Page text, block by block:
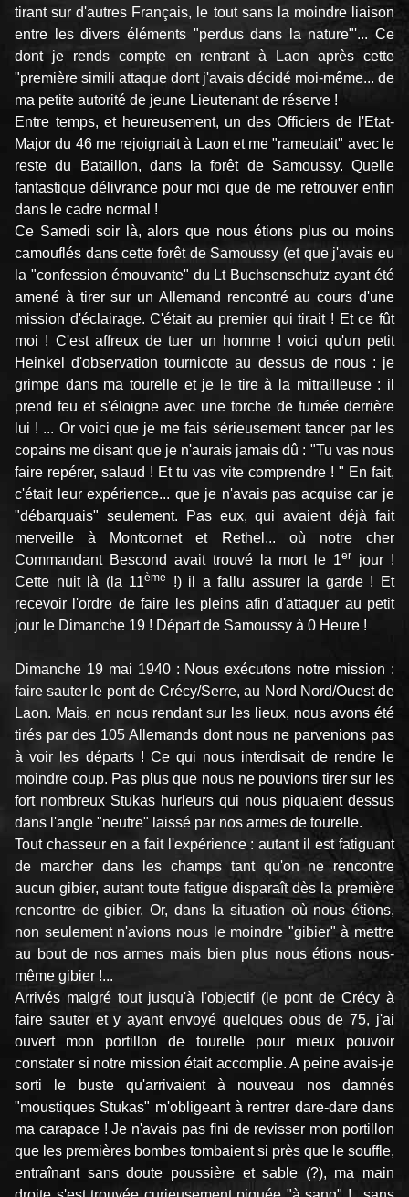
tirant sur d'autres Français, le tout sans la moindre liaison
entre les divers éléments "perdus dans la nature"'... Ce
dont je rends compte en rentrant à Laon après cette
"première simili attaque dont j'avais décidé moi-même... de
ma petite autorité de jeune Lieutenant de réserve !
Entre temps, et heureusement, un des Officiers de l'Etat-
Major du 46 me rejoignait à Laon et me "rameutait" avec le
reste du Bataillon, dans la forêt de Samoussy. Quelle
fantastique délivrance pour moi que de me retrouver enfin
dans le cadre normal !
Ce Samedi soir là, alors que nous étions plus ou moins
camouflés dans cette forêt de Samoussy (et que j'avais eu
la "confession émouvante" du Lt Buchsenschutz ayant été
amené à tirer sur un Allemand rencontré au cours d'une
mission d'éclairage. C'était au premier qui tirait ! Et ce fût
moi ! C'est affreux de tuer un homme ! voici qu'un petit
Heinkel d'observation tournicote au dessus de nous : je
grimpe dans ma tourelle et je le tire à la mitrailleuse : il
prend feu et s'éloigne avec une torche de fumée derrière
lui ! ... Or voici que je me fais sérieusement tancer par les
copains me disant que je n'aurais jamais dû : "Tu vas nous
faire repérer, salaud ! Et tu vas vite comprendre ! " En fait,
c'était leur expérience... que je n'avais pas acquise car je
"débarquais" seulement. Pas eux, qui avaient déjà fait
merveille à Montcornet et Rethel... où notre cher
Commandant Bescond avait trouvé la mort le 1er
jour !
Cette nuit là (la 11ème
!) il a fallu assurer la garde ! Et
recevoir l'ordre de faire les pleins afin d'attaquer au petit
jour le Dimanche 19 ! Départ de Samoussy à 0 Heure !
Dimanche 19 mai 1940 : Nous exécutons notre mission :
faire sauter le pont de Crécy/Serre, au Nord Nord/Ouest de
Laon. Mais, en nous rendant sur les lieux, nous avons été
tirés par des 105 Allemands dont nous ne parvenions pas
à voir les départs ! Ce qui nous interdisait de rendre le
moindre coup. Pas plus que nous ne pouvions tirer sur les
fort nombreux Stukas hurleurs qui nous piquaient dessus
dans l'angle "neutre" laissé par nos armes de tourelle.
Tout chasseur en a fait l'expérience : autant il est fatiguant
de marcher dans les champs tant qu'on ne rencontre
aucun gibier, autant toute fatigue disparaît dès la première
rencontre de gibier. Or, dans la situation où nous étions,
non seulement n'avions nous le moindre "gibier" à mettre
au bout de nos armes mais bien plus nous étions nous-
même gibier !...
Arrivés malgré tout jusqu'à l'objectif (le pont de Crécy à
faire sauter et y ayant envoyé quelques obus de 75, j'ai
ouvert mon portillon de tourelle pour mieux pouvoir
constater si notre mission était accomplie. A peine avais-je
sorti le buste qu'arrivaient à nouveau nos damnés
"moustiques Stukas" m'obligeant à rentrer dare-dare dans
ma carapace ! Je n'avais pas fini de revisser mon portillon
que les premières bombes tombaient si près que le souffle,
entraînant sans doute poussière et sable (?), ma main